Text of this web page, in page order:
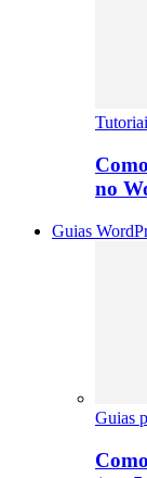
no
Guias
Guias